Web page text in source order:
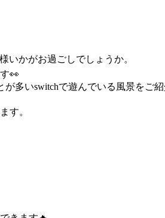
いかがお過ごしでしょうか。
👀
多いswitchで遊んでいる風景をご紹
す。